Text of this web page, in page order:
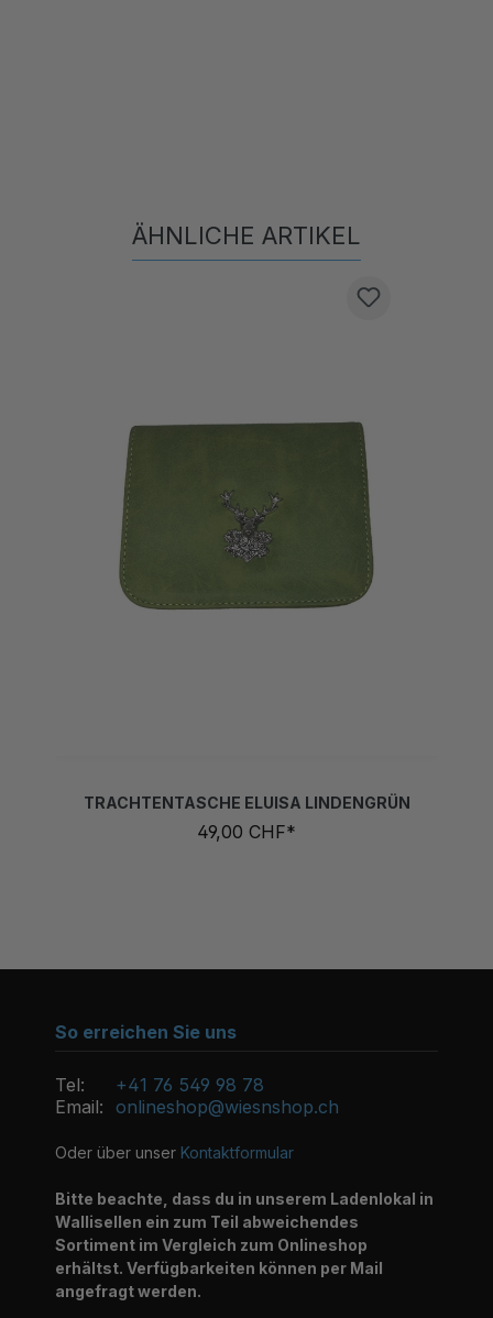
Produktgalerie überspringen
49,00 CHF*
So erreichen Sie uns
Tel:
+41 76 549 98 78
Email: onlineshop@wiesnshop.ch
Oder über unser Kontaktformular
Bitte beachte, dass du in unserem Ladenlokal in
Wallisellen ein zum Teil abweichendes
Sortiment im Vergleich zum Onlineshop
erhältst. Verfügbarkeiten können per Mail
angefragt werden.